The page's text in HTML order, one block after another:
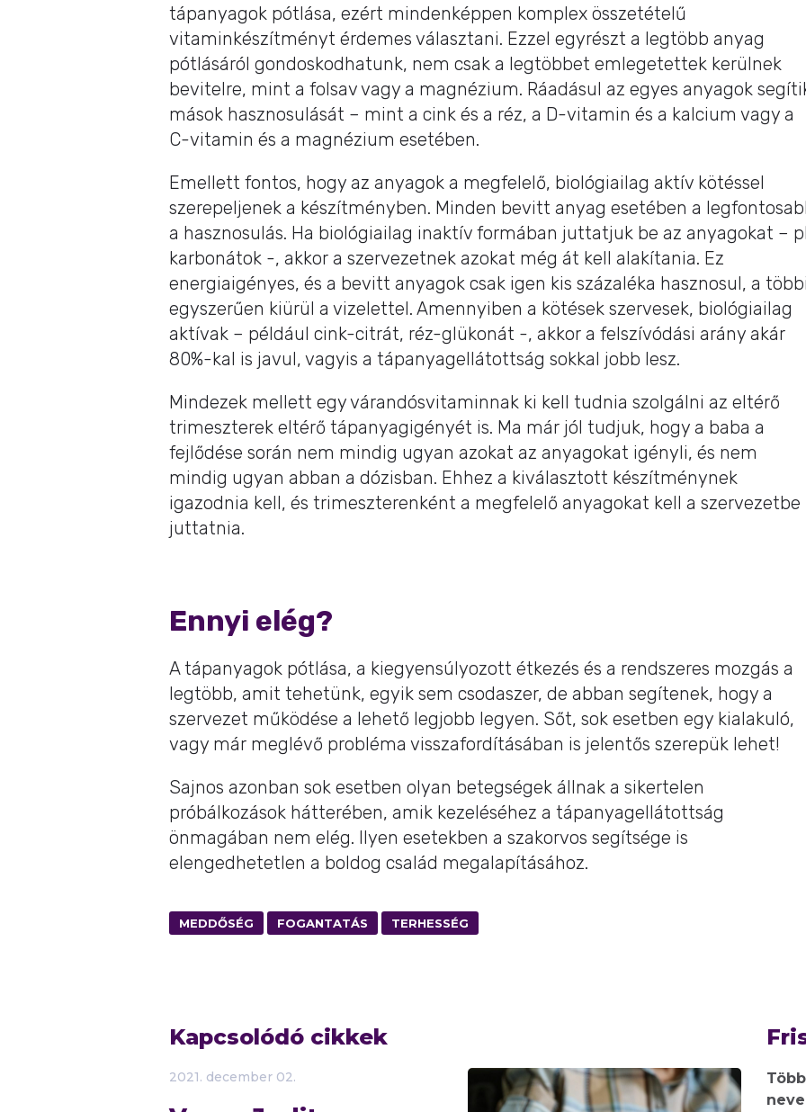
tápanyagok pótlása, ezért mindenképpen komplex összetételű
vitaminkészítményt érdemes választani. Ezzel egyrészt a legtöbb anyag
pótlásáról gondoskodhatunk, nem csak a legtöbbet emlegetettek kerülnek
bevitelre, mint a folsav vagy a magnézium. Ráadásul az egyes anyagok
mások hasznosulását – mint a cink és a réz, a D-vitamin és a kalcium vagy a
C-vitamin és a magnézium esetében.
Emellett fontos, hogy az anyagok a megfelelő, biológiailag aktív kötéssel
szerepeljenek a készítményben. Minden bevitt anyag esetében a
a hasznosulás. Ha biológiailag inaktív formában juttatjuk be az anyagokat –
karbonátok -, akkor a szervezetnek azokat még át kell alakítania. Ez
energiaigényes, és a bevitt anyagok csak igen kis százaléka hasznosul, a
egyszerűen kiürül a vizelettel. Amennyiben a kötések szervesek, biológiailag
aktívak – például cink-citrát, réz-glükonát -, akkor a felszívódási arány akár
80%-kal is javul, vagyis a tápanyagellátottság sokkal jobb lesz.
Mindezek mellett egy várandósvitaminnak ki kell tudnia szolgálni az eltérő
trimeszterek eltérő tápanyagigényét is. Ma már jól tudjuk, hogy a baba a
fejlődése során nem mindig ugyan azokat az anyagokat igényli, és nem
mindig ugyan abban a dózisban. Ehhez a kiválasztott készítménynek
igazodnia kell, és trimeszterenként a megfelelő anyagokat kell a szervezetbe
juttatnia.
Ennyi elég?
A tápanyagok pótlása, a kiegyensúlyozott étkezés és a rendszeres mozgás a
legtöbb, amit tehetünk, egyik sem csodaszer, de abban segítenek, hogy a
szervezet működése a lehető legjobb legyen. Sőt, sok esetben egy kialakuló,
vagy már meglévő probléma visszafordításában is jelentős szerepük lehet!
Sajnos azonban sok esetben olyan betegségek állnak a sikertelen
próbálkozások hátterében, amik kezeléséhez a tápanyagellátottság
önmagában nem elég. Ilyen esetekben a szakorvos segítsége is
elengedhetetlen a boldog család megalapításához.
MEDDŐSÉG FOGANTATÁS TERHESSÉG
Kapcsolódó cikkek
2021. december 02.